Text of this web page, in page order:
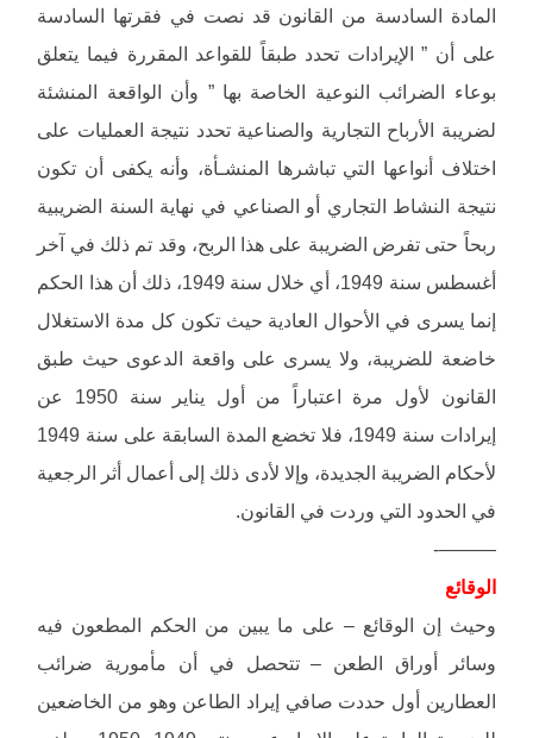
المادة السادسة من القانون قد نصت في فقرتها السادسة
على أن ” الإيرادات تحدد طبقاً للقواعد المقررة فيما يتعلق
بوعاء الضرائب النوعية الخاصة بها ” وأن الواقعة المنشئة
لضريبة الأرباح التجارية والصناعية تحدد نتيجة العمليات على
اختلاف أنواعها التي تباشرها المنشـأة، وأنه يكفى أن تكون
نتيجة النشاط التجاري أو الصناعي في نهاية السنة الضريبية
ربحاً حتى تفرض الضريبة على هذا الربح، وقد تم ذلك في آخر
أغسطس سنة 1949، أي خلال سنة 1949، ذلك أن هذا الحكم
إنما يسرى في الأحوال العادية حيث تكون كل مدة الاستغلال
خاضعة للضريبة، ولا يسرى على واقعة الدعوى حيث طبق
القانون لأول مرة اعتباراً من أول يناير سنة 1950 عن
إيرادات سنة 1949، فلا تخضع المدة السابقة على سنة 1949
لأحكام الضريبة الجديدة، وإلا لأدى ذلك إلى أعمال أثر الرجعية
في الحدود التي وردت في القانون.
———-
الوقائع
وحيث إن الوقائع – على ما يبين من الحكم المطعون فيه
وسائر أوراق الطعن – تتحصل في أن مأمورية ضرائب
العطارين أول حددت صافي إيراد الطاعن وهو من الخاضعين